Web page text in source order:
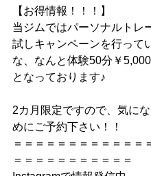
【お得情報！！！】
当ジムではパーソナルトレ
試しキャンペーンを行っ
な、なんと体験50分￥
となっております♪
2カ月限定ですので、気に
めにご予約下さい！！
＝＝＝＝＝＝＝＝＝＝＝＝
＝＝＝＝＝＝＝＝＝＝＝